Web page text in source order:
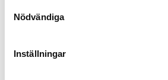
Nödvändiga
Inställningar
Box 334
Vill du veta mer?